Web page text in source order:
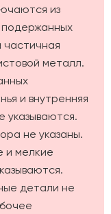
из
подержанных
частичная
металл.
и внутренняя
указываются.
не указаны.
и мелкие
детали не